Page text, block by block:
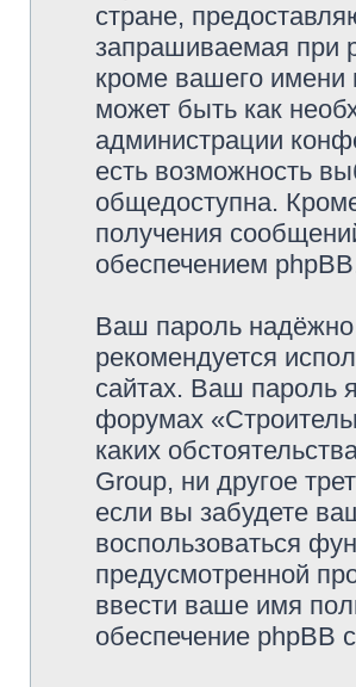
стране,
запрашиваемая при
кроме вашего имени
может быть как
администрации
есть возможность
общедоступна.
получения
обеспечением
Ваш пароль
рекомендуется
сайтах. Ваш пароль
форумах
каких
Group, ни другое
если вы забудете
воспользоваться
предусмотренной
ввести ваше имя
обеспечение phpBB